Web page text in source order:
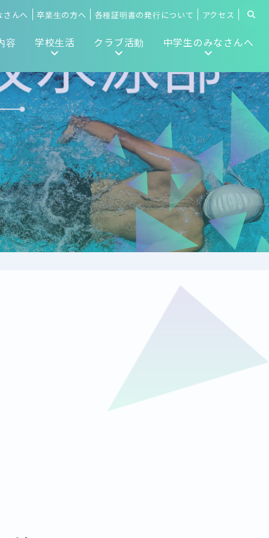
容 学校生活 クラブ活動 中学生のみなさんへ
さんへ 卒業生の方へ 各種証明書の発行について アクセス